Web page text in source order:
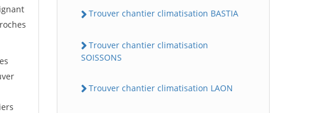
Trouver chantier climatisation BASTIA
Trouver chantier climatisation
SOISSONS
Trouver chantier climatisation LAON